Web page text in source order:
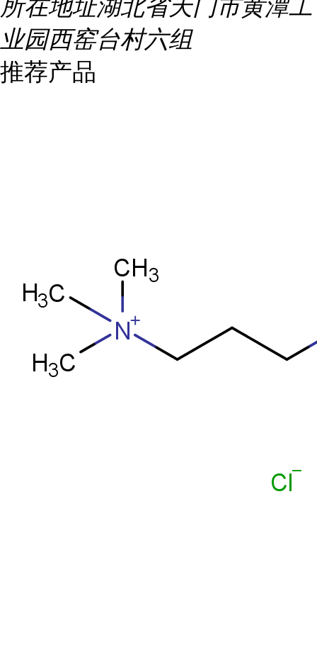
所在地址湖北省天门市黄潭工
业园西窑台村六组
推荐产品